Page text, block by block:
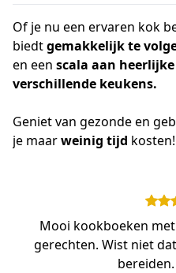
Of je nu een ervaren kok
biedt gemakkelijk te
en een scala aan
verschillende keukens.
Geniet van gezonde en
je maar weinig tijd kosten!
Mooi kookboeken
gerechten. Wist niet